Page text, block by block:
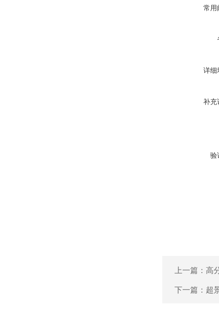
常用
详细
补充
验
上一篇： 高
下一篇： 超